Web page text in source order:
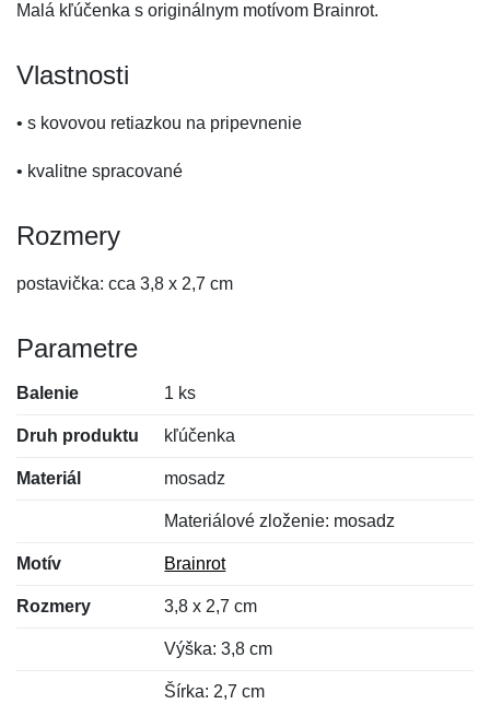
Malá kľúčenka s originálnym motívom Brainrot.
Vlastnosti
• s kovovou retiazkou na pripevnenie
• kvalitne spracované
Rozmery
postavička: cca 3,8 x 2,7 cm
Parametre
Balenie 1 ks
Druh produktu kľúčenka
Materiál mosadz
Materiálové zloženie: mosadz
Motív Brainrot
Rozmery 3,8 x 2,7 cm
Výška: 3,8 cm
Šírka: 2,7 cm